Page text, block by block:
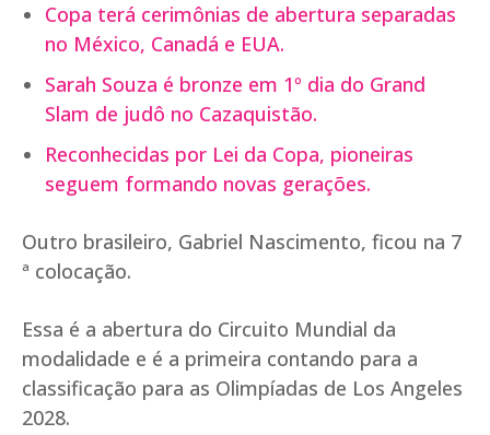
Copa terá cerimônias de abertura separadas
no México, Canadá e EUA.
Sarah Souza é bronze em 1º dia do Grand
Slam de judô no Cazaquistão.
Reconhecidas por Lei da Copa, pioneiras
seguem formando novas gerações.
Outro brasileiro, Gabriel Nascimento, ficou na 7
ª colocação.
Essa é a abertura do Circuito Mundial da
modalidade e é a primeira contando para a
classificação para as Olimpíadas de Los Angeles
2028.